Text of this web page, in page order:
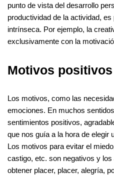
punto de vista del desarrollo
productividad de la actividad,
intrínseca. Por ejemplo, la
exclusivamente con la
Motivos
Los motivos, como las
emociones. En muchos
sentimientos positivos,
que nos guía a la hora de elegir
Los motivos para evitar el
castigo, etc. son negativos y
obtener placer, placer, alegría,